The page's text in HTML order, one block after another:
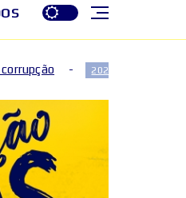
Maior São João do Cerrado terá